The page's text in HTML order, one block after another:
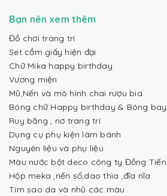
Bạn nên xem thêm
Đồ chơi trang trí
Set cắm giấy hiện đại
Chữ Mika happy birthday
Vương miện
Mũ,Nến và mô hình chai rượu bia
Bóng chữ Happy birthday & Bóng bay
Ruy băng , nơ trang trí
Dụng cụ phụ kiện làm bánh
Nguyên liệu và phụ liệu
Màu nước bột deco công ty Đồng Tiến
Hộp meka ,nến số,dao thìa ,đĩa nĩa
Tim sao da và nhũ các màu